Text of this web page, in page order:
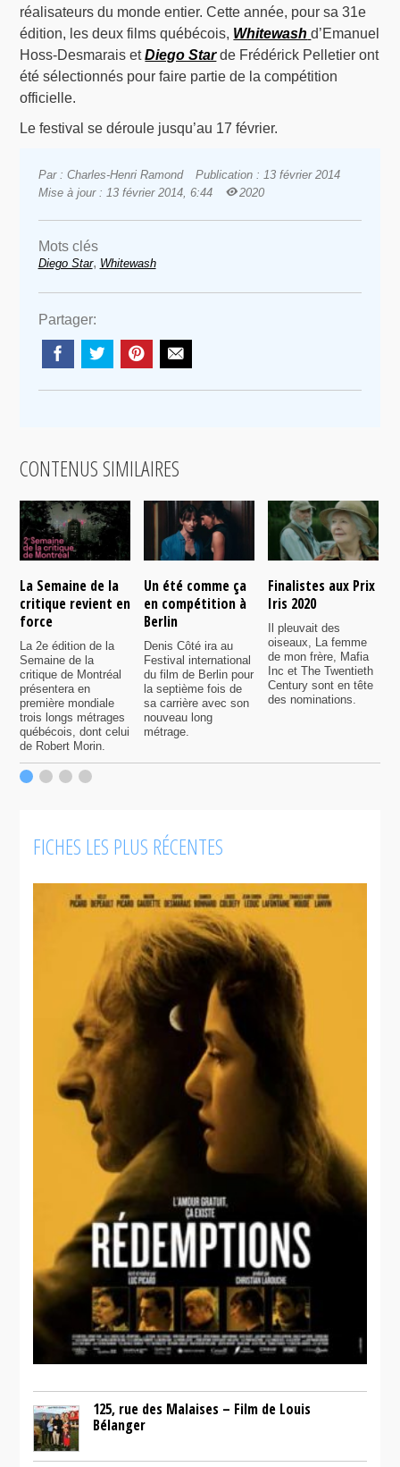
réalisateurs du monde entier. Cette année, pour sa 31e
édition, les deux films québécois, Whitewash d’Emanuel
Hoss-Desmarais etDiego Starde Frédérick Pelletier ont
été sélectionnés pour faire partie de la compétition
officielle.
Le festival se déroule jusqu’au 17 février.
Par : Charles-Henri Ramond
Publication : 13 février 2014
Mise à jour : 13 février 2014, 6:44
2020
Mots clés
Diego Star, Whitewash
Partager:
CONTENUS SIMILAIRES
La Semaine de la
critique revient en
force
La 2e édition de la
Semaine de la
critique de Montréal
présentera en
première mondiale
trois longs métrages
québécois, dont celui
de Robert Morin.
Un été comme ça
en compétition à
Berlin
Denis Côté ira au
Festival international
du film de Berlin pour
la septième fois de
sa carrière avec son
nouveau long
métrage.
Finalistes aux Prix
Iris 2020
Il pleuvait des
oiseaux, La femme
de mon frère, Mafia
Inc et The Twentieth
Century sont en tête
des nominations.
FICHES LES PLUS RÉCENTES
125, rue des Malaises – Film de Louis
Bélanger